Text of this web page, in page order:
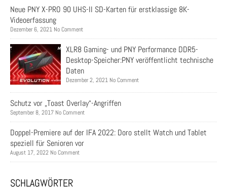
Neue PNY X-PRO 90 UHS-II SD-Karten für erstklassige 8K-
Videoerfassung
Dezember 6, 2021 No Comment
XLR8 Gaming- und PNY Performance DDR5-
Desktop-Speicher:PNY veröffentlicht technische
Daten
Dezember 2, 2021 No Comment
Schutz vor „Toast Overlay“-Angriffen
September 8, 2017 No Comment
Doppel-Premiere auf der IFA 2022: Doro stellt Watch und Tablet
speziell für Senioren vor
August 17, 2022 No Comment
SCHLAGWÖRTER